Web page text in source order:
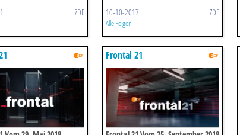
ZDF 10-10-2017 ZDF
Alle Folgen
Frontal 21